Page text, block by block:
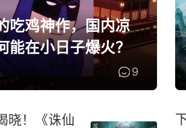
吃鸡神作，国内凉
能在小日子爆火？
9
晓！《诛仙